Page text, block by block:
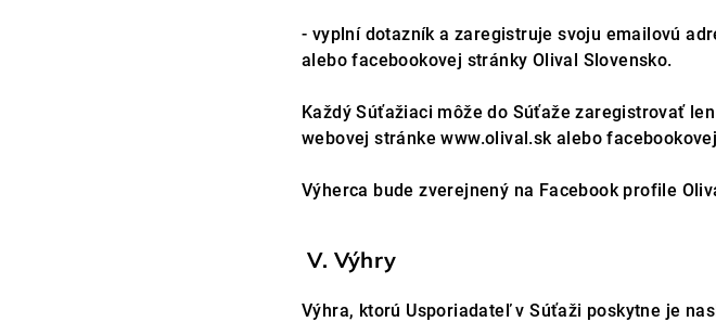
- vyplní dotazník a zaregistruje svoju emailovú
alebo facebookovej stránky Olival Slovensko.
Každý Súťažiaci môže do Súťaže zaregistrovať
webovej stránke www.olival.sk alebo
Výherca bude zverejnený na Facebook profile
V. Výhry
Výhra, ktorú Usporiadateľ v Súťaži poskytne je